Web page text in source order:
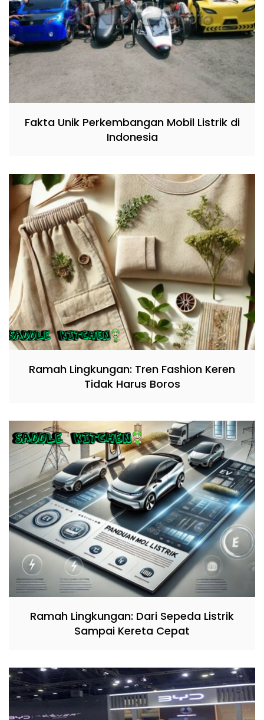
Fakta Unik Perkembangan Mobil Listrik di
Indonesia
Ramah Lingkungan: Tren Fashion Keren
Tidak Harus Boros
Ramah Lingkungan: Dari Sepeda Listrik
Sampai Kereta Cepat